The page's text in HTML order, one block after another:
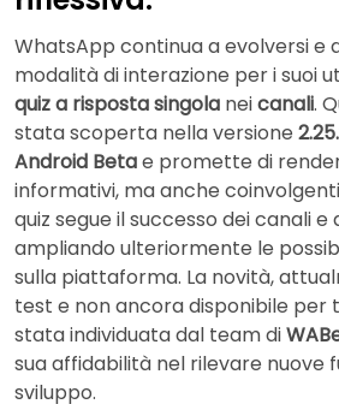
WhatsApp continua a evolversi e
modalità di interazione per i suoi
quiz a risposta singola neicanali.
stata scoperta nella versione
Android Betae promette di
informativi, ma anche
quiz segue il successo dei canali e
ampliando ulteriormente le
sulla piattaforma. La novità,
test e non ancora disponibile per
stata individuata dal team di
sua affidabilità nel rilevare nuove
sviluppo.